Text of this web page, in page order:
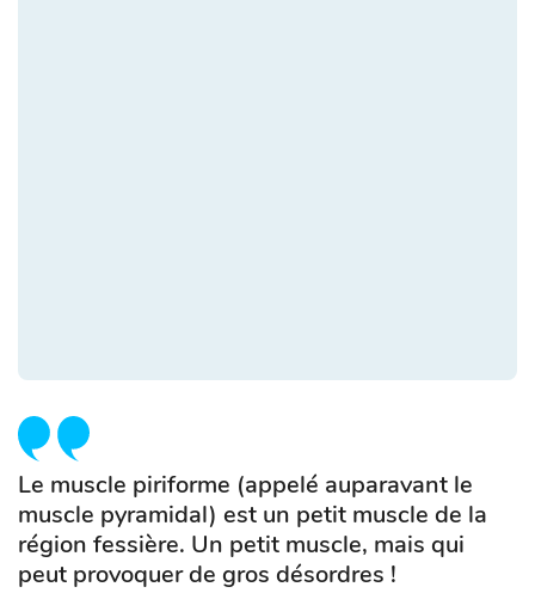
Le muscle piriforme (appelé auparavant le
muscle pyramidal) est un petit muscle de la
région fessière. Un petit muscle, mais qui
peut provoquer de gros désordres !